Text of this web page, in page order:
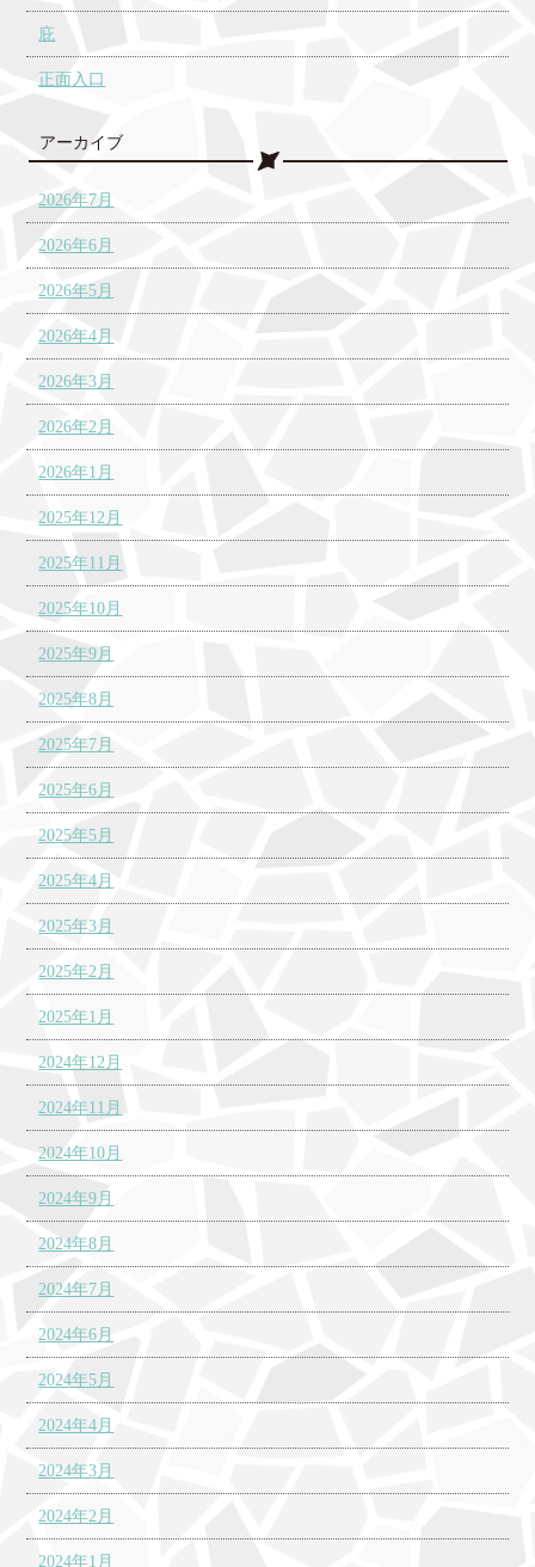
庇
正面入口
アーカイブ
2026年7月
2026年6月
2026年5月
2026年4月
2026年3月
2026年2月
2026年1月
2025年12月
2025年11月
2025年10月
2025年9月
2025年8月
2025年7月
2025年6月
2025年5月
2025年4月
2025年3月
2025年2月
2025年1月
2024年12月
2024年11月
2024年10月
2024年9月
2024年8月
2024年7月
2024年6月
2024年5月
2024年4月
2024年3月
2024年2月
2024年1月